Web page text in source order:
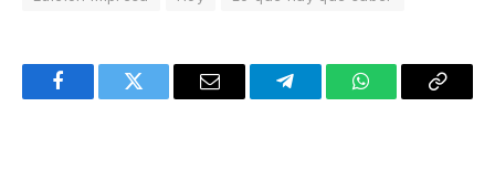
FacebookTwitter Email TelegramWhatsAppCopy